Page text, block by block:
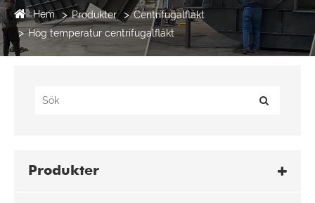
Hem Produkter
Centrifugalfläkt
Hög temperatur centrifugalfläkt
Produkter